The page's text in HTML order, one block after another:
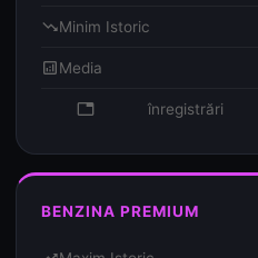
trending_downMinim Istoric
analyticsMedia
database înregistrări
BENZINA PREMIUM